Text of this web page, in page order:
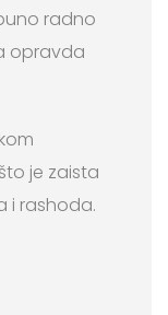
radno
opravda
je zaista
i rashoda.